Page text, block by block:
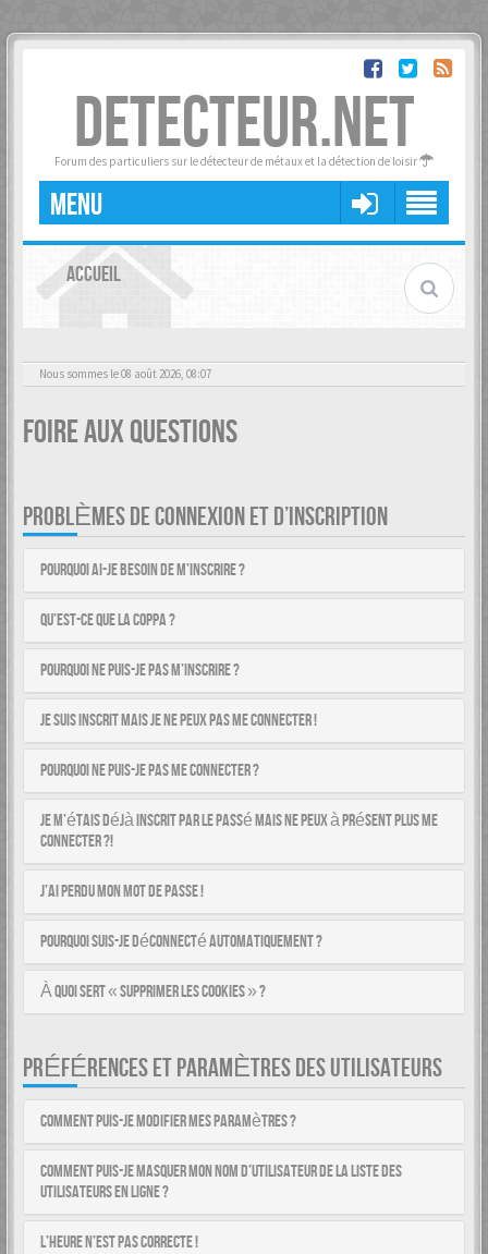
DETECTEUR.NET
Forum des particuliers sur le détecteur de métaux et la détection de loisir
MENU
ACCUEIL
Nous sommes le 08 août 2026, 08:07
Foire aux questions
PROBLÈMES DE CONNEXION ET D’INSCRIPTION
Pourquoi ai-je besoin de m’inscrire ?
Qu’est-ce que la COPPA ?
Pourquoi ne puis-je pas m’inscrire ?
Je suis inscrit mais je ne peux pas me connecter !
Pourquoi ne puis-je pas me connecter ?
Je m’étais déjà inscrit par le passé mais ne peux à présent plus me
connecter ?!
J’ai perdu mon mot de passe !
Pourquoi suis-je déconnecté automatiquement ?
À quoi sert « Supprimer les cookies » ?
PRÉFÉRENCES ET PARAMÈTRES DES UTILISATEURS
Comment puis-je modifier mes paramètres ?
Comment puis-je masquer mon nom d’utilisateur de la liste des
utilisateurs en ligne ?
L’heure n’est pas correcte !